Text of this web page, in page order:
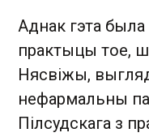
Аднак гэта
практыцы тое,
Нясвіжы,
нефармальны
Пілсудскага з